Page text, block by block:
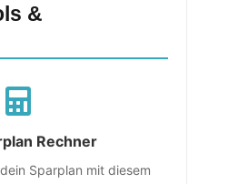
&
Rechner
Sparplan mit diesem